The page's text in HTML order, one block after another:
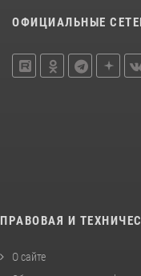
ОФИЦИАЛЬНЫЕ
ПРАВОВАЯ И
О сайте